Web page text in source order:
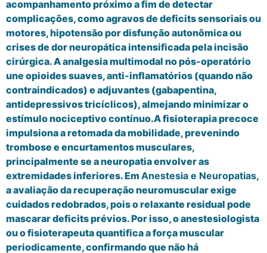
acompanhamento próximo a fim de detectar
complicações, como agravos de deficits sensoriais ou
motores, hipotensão por disfunção autonômica ou
crises de dor neuropática intensificada pela incisão
cirúrgica. A analgesia multimodal no pós-operatório
une opioides suaves, anti-inflamatórios (quando não
contraindicados) e adjuvantes (gabapentina,
antidepressivos tricíclicos), almejando minimizar o
estímulo nociceptivo contínuo.A fisioterapia precoce
impulsiona a retomada da mobilidade, prevenindo
trombose e encurtamentos musculares,
principalmente se a neuropatia envolver as
extremidades inferiores. Em Anestesia e Neuropatias,
a avaliação da recuperação neuromuscular exige
cuidados redobrados, pois o relaxante residual pode
mascarar deficits prévios. Por isso, o anestesiologista
ou o fisioterapeuta quantifica a força muscular
periodicamente, confirmando que não há